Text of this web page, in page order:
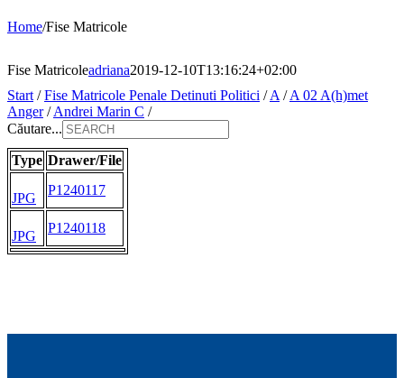
Home/Fise Matricole
Fise Matricoleadriana2019-12-10T13:16:24+02:00
Start /Fise Matricole Penale Detinuti Politici /A /A 02 A(h)met
Anger/Andrei Marin C /
Căutare...
Type Drawer/File
JPG
P1240117
JPG
P1240118